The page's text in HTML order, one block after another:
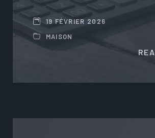
19 FÉVRIER 2026
MAISON